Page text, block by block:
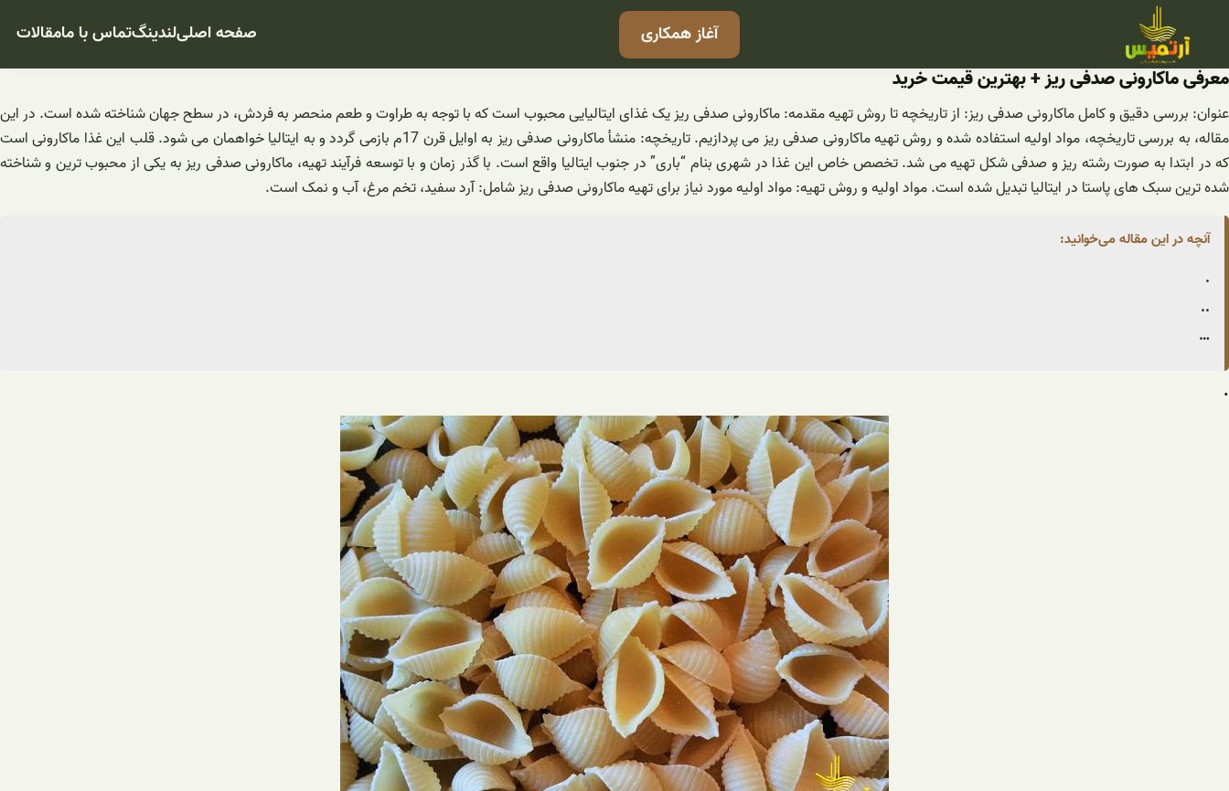
آغاز همکاری صفحه اصلیلندینگتماس با مامقالات
معرفی ماکارونی صدفی ریز + بهترین قیمت خرید
عنوان: بررسی دقیق و کامل ماکارونی صدفی ریز: از تاریخچه تا روش تهیه مقدمه: ماکارونی صدفی ریز یک غذای ایتالیایی محبوب است که با توجه به طراوت و طعم منحصر به فردش، در سطح جهان شناخته شده است. در این
مقاله، به بررسی تاریخچه، مواد اولیه استفاده شده و روش تهیه ماکارونی صدفی ریز می پردازیم. تاریخچه: منشأ ماکارونی صدفی ریز به اوایل قرن 17م بازمی گردد و به ایتالیا خواهمان می شود. قلب این غذا ماکارونی است
که در ابتدا به صورت رشته ریز و صدفی شکل تهیه می شد. تخصص خاص این غذا در شهری بنام “باری” در جنوب ایتالیا واقع است. با گذر زمان و با توسعه فرآیند تهیه، ماکارونی صدفی ریز به یکی از محبوب ترین و شناخته
شده ترین سبک های پاستا در ایتالیا تبدیل شده است. مواد اولیه و روش تهیه: مواد اولیه مورد نیاز برای تهیه ماکارونی صدفی ریز شامل: آرد سفید، تخم مرغ، آب و نمک است.
آنچه در این مقاله می‌خوانید:
.
..
…
.